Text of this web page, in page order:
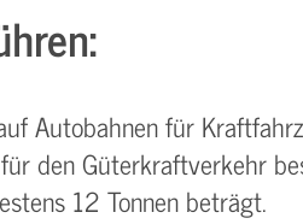
Autobahnen für
den Güterkraftverkehr
12 Tonnen beträgt.